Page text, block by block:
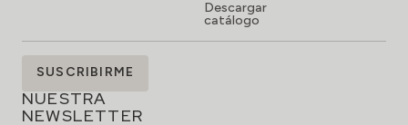
DESCUENTO
EN
TU
RESERVA